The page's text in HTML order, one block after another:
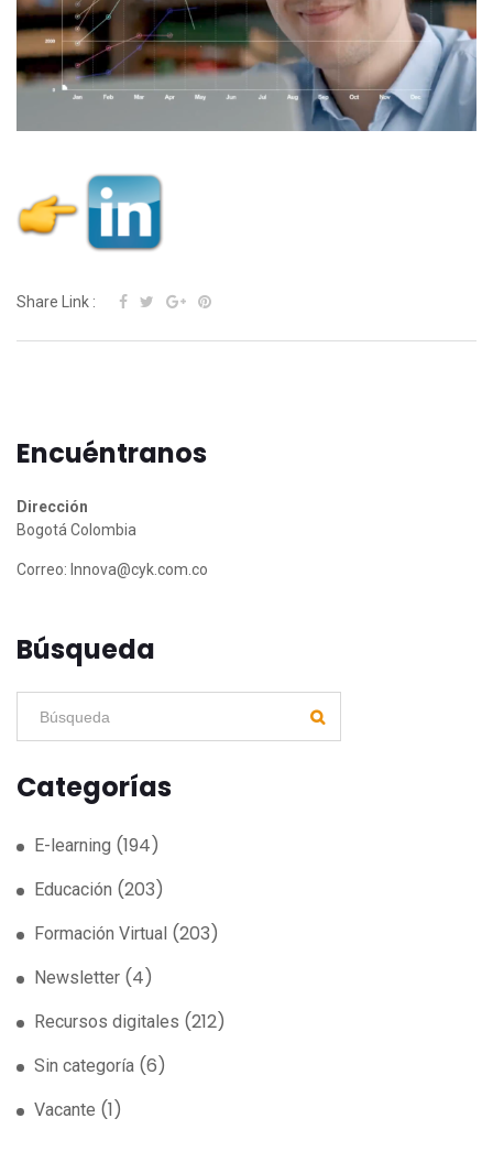
Share Link :
Encuéntranos
Dirección
Bogotá Colombia
Correo: Innova@cyk.com.co
Búsqueda
Categorías
E-learning (194)
Educación (203)
Formación Virtual (203)
Newsletter (4)
Recursos digitales (212)
Sin categoría (6)
Vacante (1)